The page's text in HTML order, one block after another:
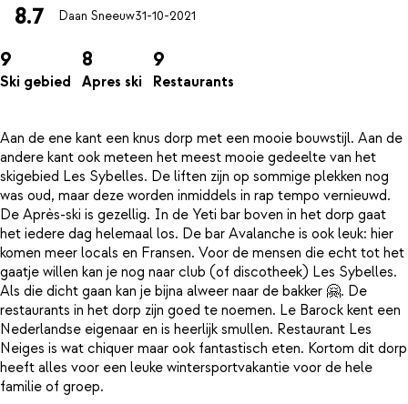
8.7 Daan Sneeuw31-10-2021
9
Ski gebied
8
Apres ski
9
Restaurants
Aan de ene kant een knus dorp met een mooie bouwstijl. Aan de
andere kant ook meteen het meest mooie gedeelte van het
skigebied Les Sybelles. De liften zijn op sommige plekken nog
was oud, maar deze worden inmiddels in rap tempo vernieuwd.
De Après-ski is gezellig. In de Yeti bar boven in het dorp gaat
het iedere dag helemaal los. De bar Avalanche is ook leuk: hier
komen meer locals en Fransen. Voor de mensen die echt tot het
gaatje willen kan je nog naar club (of discotheek) Les Sybelles.
Als die dicht gaan kan je bijna alweer naar de bakker 🤗. De
restaurants in het dorp zijn goed te noemen. Le Barock kent een
Nederlandse eigenaar en is heerlijk smullen. Restaurant Les
Neiges is wat chiquer maar ook fantastisch eten. Kortom dit dorp
heeft alles voor een leuke wintersportvakantie voor de hele